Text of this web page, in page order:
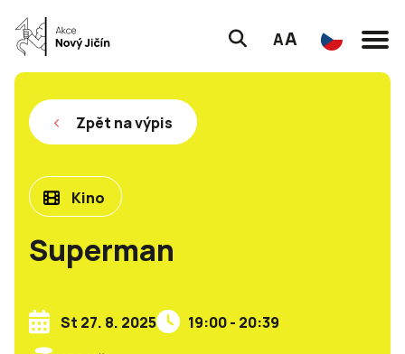
AA
Zpět na výpis
Kino
Superman
St 27. 8. 2025
19:00 - 20:39